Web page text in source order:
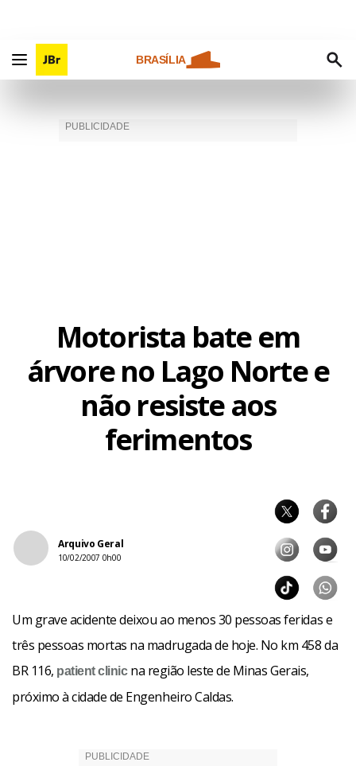
BRASÍLIA
Motorista bate em
árvore no Lago Norte e
não resiste aos
ferimentos
Arquivo Geral
10/02/2007 0h00
Um grave acidente deixou ao menos 30 pessoas feridas e
três pessoas mortas na madrugada de hoje. No km 458 da
BR 116, patient clinicna região leste de Minas Gerais,
próximo à cidade de Engenheiro Caldas.